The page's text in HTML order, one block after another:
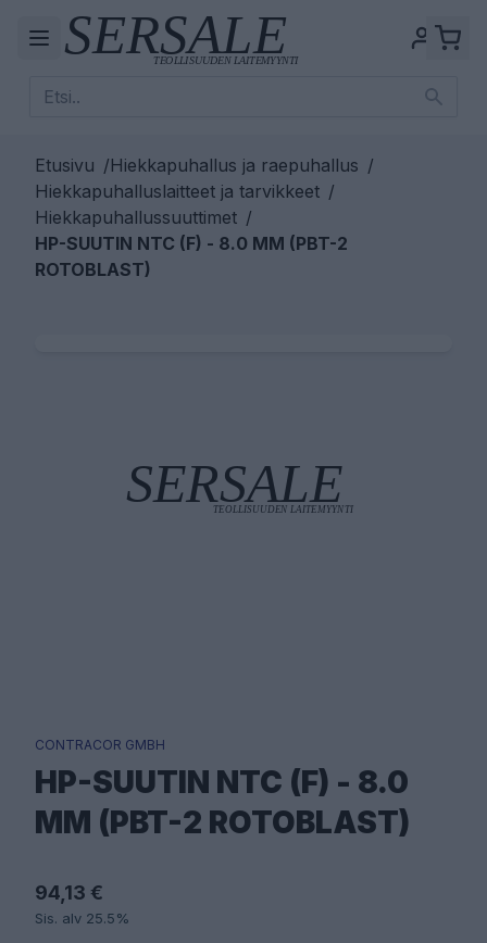
Etusivu /Hiekkapuhallus ja raepuhallus /
Hiekkapuhalluslaitteet ja tarvikkeet /
Hiekkapuhallussuuttimet /
HP-SUUTIN NTC (F) - 8.0 MM (PBT-2
ROTOBLAST)
CONTRACOR GMBH
HP-SUUTIN NTC (F) - 8.0
MM (PBT-2 ROTOBLAST)
94,13 €
Sis. alv 25.5%